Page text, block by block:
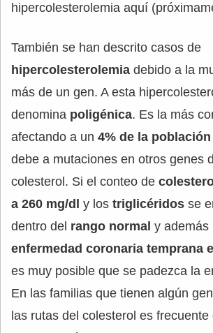
hipercolesterolemia aquí
También se han descrito casos de
hipercolesterolemia debido a la
más de un gen. A esta
denomina poligénica. Es la más
afectando a un 4% de la población
debe a mutaciones en otros genes
colesterol. Si el conteo de
a 260 mg/dl y los triglicéridos se
dentro del rango normal y además
enfermedad coronaria temprana
es muy posible que se padezca la
En las familias que tienen algún
las rutas del colesterol es